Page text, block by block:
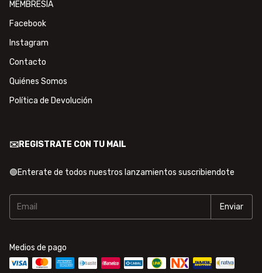
MEMBRESÍA
Facebook
Instagram
Contacto
Quiénes Somos
Política de Devolución
✉️REGISTRATE CON TU MAIL
🟢Enterate de todos nuestros lanzamientos suscribiendote
Medios de pago